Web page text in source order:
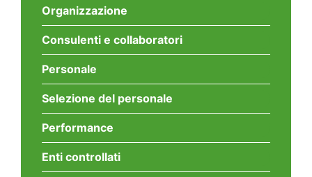
Organizzazione
Consulenti e collaboratori
Personale
Selezione del personale
Performance
Enti controllati